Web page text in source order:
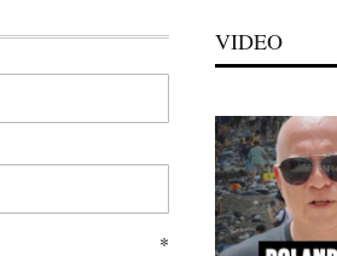
VIDEO